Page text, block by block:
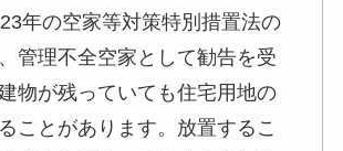
年の空家等対策特別措置法の
管理不全空家として勧告を受
物が残っていても住宅用地の
ことがあります。放置するこ